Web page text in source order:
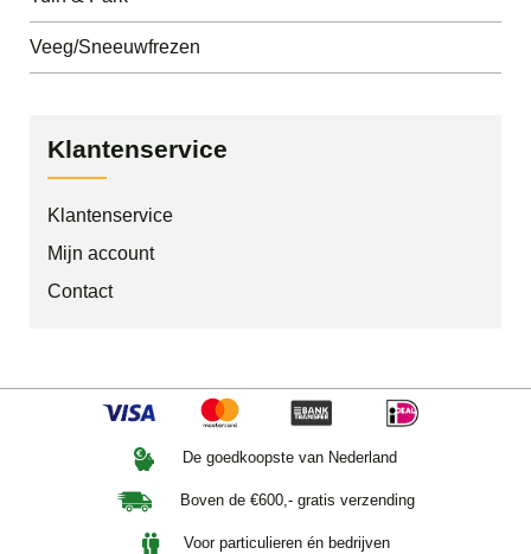
Veeg/Sneeuwfrezen
Klantenservice
Klantenservice
Mijn account
Contact
De goedkoopste van Nederland
Boven de €600,- gratis verzending
Voor particulieren én bedrijven